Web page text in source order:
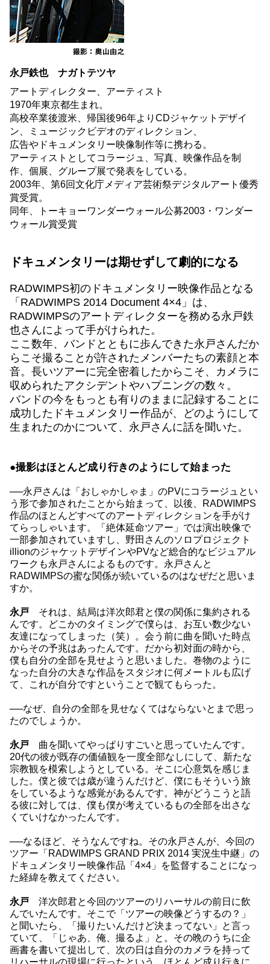
永戸鉄也 ナガトテツヤ
アートディレクター、アーティスト
1970年東京都生まれ。
高校卒業後渡米、帰国後96年よりCDジャケットデザイ
ン、ミュージックビデオのディレクション、
広告やドキュメンタリー映像制作等に携わる。
アーティストとしてコラージュ、写真、映像作品を制
作、個展、グループ展で発表をしている。
2003年、第6回文化庁メディア芸術祭デジタルアート優秀
賞受賞。
同年、トーキョーワンダーウォール公募2003・ワンダー
ウォール賞受賞
ドキュメンタリーは期せずして劇的になる
RADWIMPS初のドキュメンタリー映像作品となる
「RADWIMPS 2014 Document 4×4」は、
RADWIMPSのアートディレクターを務める永戸鉄
也さんによって手がけられた。
ここ数年、バンドとともに歩んできた永戸さんだか
らこそ撮ることが許されたメンバーたちの素顔と本
音。長いツアーに完全密着したからこそ、カメラに
収められたアクシデントやハプニングの数々。
バンドの今をもっとも有りのままに記録することに
成功したドキュメンタリー作品が、どのようにして
生まれたのかについて、永戸さんに話を聞いた。
●撮影はほとんど成り行きのようにして始まった
──永戸さんは「おしゃかしゃま」のPVにコラージュとい
う形で参加されたことから始まって、以後、RADWIMPS
作品のほとんどすべてのアートディレクションを手がけ
てらっしゃいます。「絶体延命ツアー」では演出映像で
一部参加されていますし、野田さんのソロプロジェクト
illionのジャケットデザインやPVなど総合的なビジュアル
ワークも永戸さんによるものです。永戸さんと
RADWIMPSの蜜な関係が続いているのはなぜだと思いま
すか。
永戸 それは、結局は洋次郎君と僕の関係に集約される
んです。どこかのタイミングで僕らは、お互い数少ない
友達になってしまった（笑）。会う前に曲を聞いた時点
からその予兆はあったんです。だから初対面の時から、
僕も自分の全部を見せようと思いました。巻物のように
なった自分の大きな作品をスタジオに何メートルも広げ
て、これが自分ですということで観てもらった。
──なぜ、自分の全部を見せなくてはならないとまで思っ
たのでしょうか。
永戸 曲を聞いてやっぱりすごいと思っていたんです。
20代の彼が既存の価値観を一度全部なしにして、新たな
宗教観を模索しようとしている。そこに心意気を感じま
した。僕と彼では歳が違うんだけど、僕にもそういう旅
をしているような感覚があるんです。神がどうこうと語
る彼に対しては、僕も僕が考えているもの全部を出さな
くていけなかったんです。
──なるほど、そうなんですね。その永戸さんが、今回の
ツアー「RADWIMPS GRAND PRIX 2014 実況生中継」の
ドキュメンタリー映像作品「4×4」を監督することになっ
た経緯を教えてください。
永戸 洋次郎君と今回のツアーのリハーサルの前日に飲
んでいたんです。そこで「ツアーの映像どうするの？」
と聞いたら、「撮りたいんだけど決まってない」と言っ
ていて、「じゃあ、俺、撮るよ」と。その晩のうちに企
画書を書いて提出して、次の日は自分のカメラを持って
リハーサルの現場に行ったという。ほとんど成り行きに